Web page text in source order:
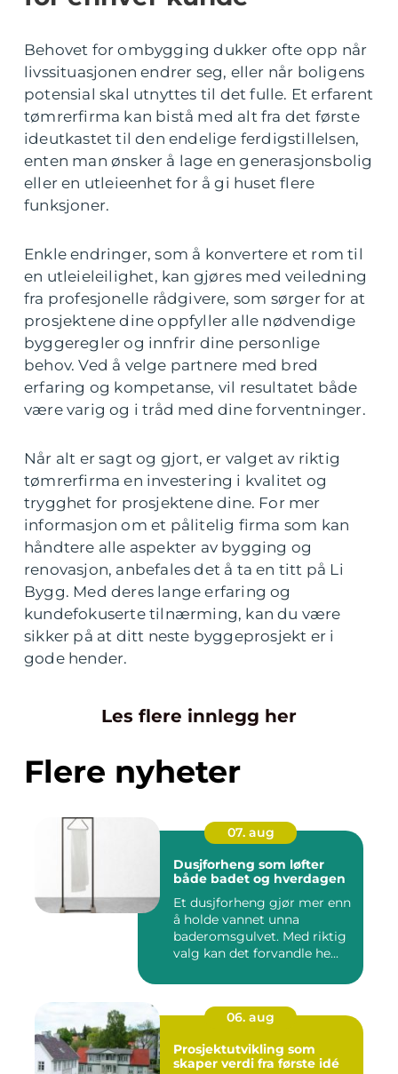
Behovet for ombygging dukker ofte opp når
livssituasjonen endrer seg, eller når boligens
potensial skal utnyttes til det fulle. Et erfarent
tømrerfirma kan bistå med alt fra det første
ideutkastet til den endelige ferdigstillelsen,
enten man ønsker å lage en generasjonsbolig
eller en utleieenhet for å gi huset flere
funksjoner.
Enkle endringer, som å konvertere et rom til
en utleieleilighet, kan gjøres med veiledning
fra profesjonelle rådgivere, som sørger for at
prosjektene dine oppfyller alle nødvendige
byggeregler og innfrir dine personlige
behov. Ved å velge partnere med bred
erfaring og kompetanse, vil resultatet både
være varig og i tråd med dine forventninger.
Når alt er sagt og gjort, er valget av riktig
tømrerfirma en investering i kvalitet og
trygghet for prosjektene dine. For mer
informasjon om et pålitelig firma som kan
håndtere alle aspekter av bygging og
renovasjon, anbefales det å ta en titt på Li
Bygg. Med deres lange erfaring og
kundefokuserte tilnærming, kan du være
sikker på at ditt neste byggeprosjekt er i
gode hender.
Les flere innlegg her
Flere nyheter
07. aug
Dusjforheng som løfter
både badet og hverdagen
Et dusjforheng gjør mer enn
å holde vannet unna
baderomsgulvet. Med riktig
valg kan det forvandle he...
06. aug
Prosjektutvikling som
skaper verdi fra første idé